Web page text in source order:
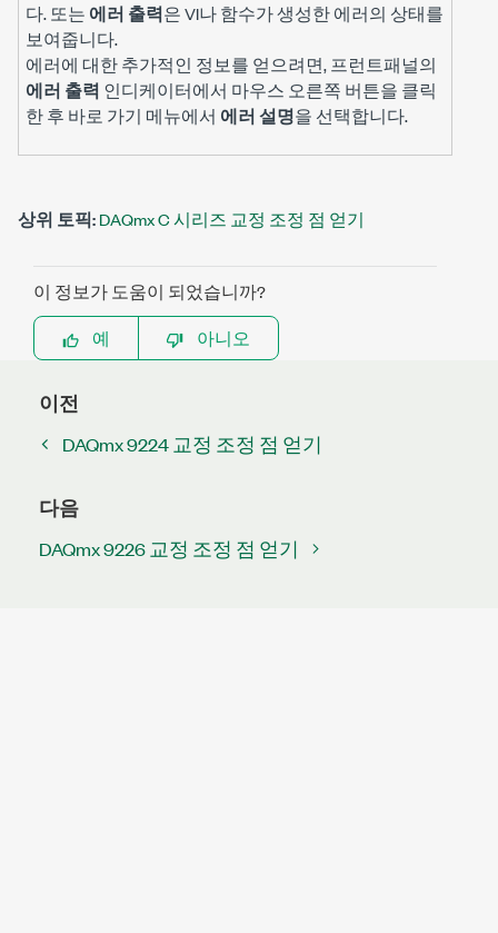
다. 또는 에러 출력은 VI나 함수가 생성한 에러의 상태를
보여줍니다.
에러에 대한 추가적인 정보를 얻으려면, 프런트패널의
에러 출력 인디케이터에서 마우스 오른쪽 버튼을 클릭
한 후 바로 가기 메뉴에서 에러 설명을 선택합니다.
상위 토픽:DAQmx C 시리즈 교정 조정 점 얻기
이 정보가 도움이 되었습니까?
예
아니오
이전
DAQmx 9224 교정 조정 점 얻기
다음
DAQmx 9226 교정 조정 점 얻기